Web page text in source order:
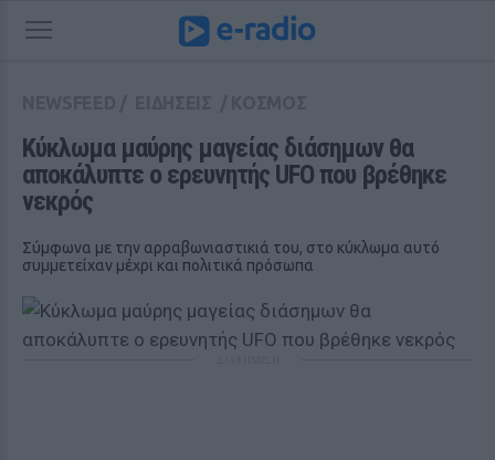
Κύκλωμα μαύρης μαγείας διάσημων θα
αποκάλυπτε ο ερευνητής UFO που βρέθηκε
νεκρός
Σύμφωνα με την αρραβωνιαστικιά του, στο κύκλωμα αυτό
συμμετείχαν μέχρι και πολιτικά πρόσωπα